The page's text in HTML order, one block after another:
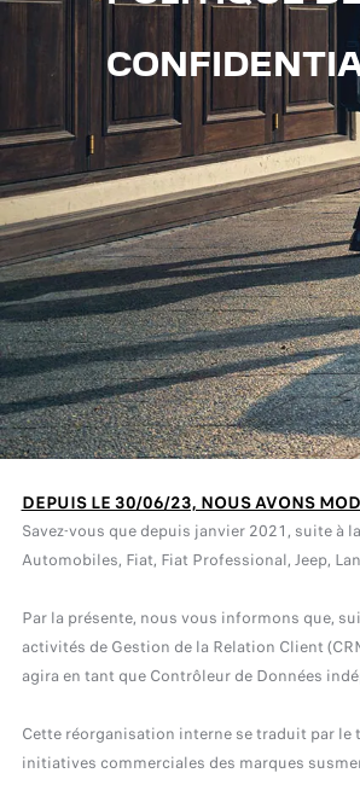
DEPUIS LE 30/06/23, NOUS AVONS
Savez-vous que depuis janvier 2021, suite à
Automobiles, Fiat, Fiat Professional, Jeep,
Par la présente, nous vous informons que,
activités de Gestion de la Relation Client
agira en tant que Contrôleur de Données
Cette réorganisation interne se traduit par le
initiatives commerciales des marques